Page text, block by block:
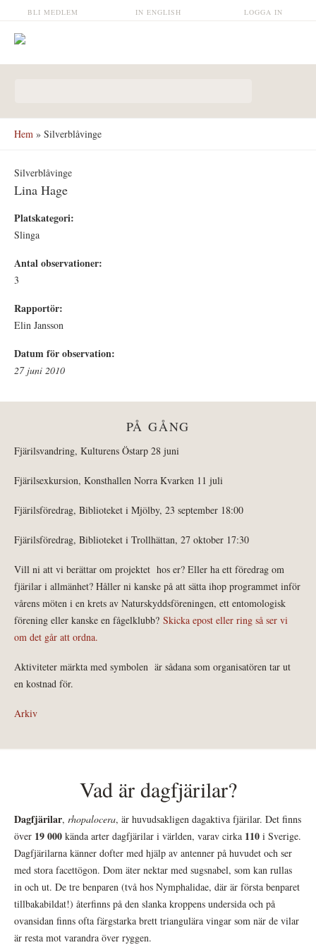
Hoppa till huvudinnehåll LOGGA IN
IN ENGLISH
BLI MEDLEM
Hem » Silverblåvinge
Silverblåvinge
Lina Hage
Platskategori:
Slinga
Antal observationer:
3
Rapportör:
Elin Jansson
Datum för observation:
27 juni 2010
PÅ GÅNG
Fjärilsvandring, Kulturens Östarp 28 juni
Fjärilsexkursion, Konsthallen Norra Kvarken 11 juli
Fjärilsföredrag, Biblioteket i Mjölby, 23 september 18:00
Fjärilsföredrag, Biblioteket i Trollhättan, 27 oktober 17:30
Vill ni att vi berättar om projektet hos er? Eller ha ett föredrag om
fjärilar i allmänhet? Håller ni kanske på att sätta ihop programmet inför
vårens möten i en krets av Naturskyddsföreningen, ett entomologisk
förening eller kanske en fågelklubb? Skicka epost eller ring så ser vi
om det går att ordna.
Aktiviteter märkta med symbolen är sådana som organisatören tar ut
en kostnad för.
Arkiv
Vad är dagfjärilar?
Dagfjärilar, rhopalocera, är huvudsakligen dagaktiva fjärilar. Det finns
över 19 000 kända arter dagfjärilar i världen, varav cirka 110 i Sverige.
Dagfjärilarna känner dofter med hjälp av antenner på huvudet och ser
med stora facettögon. Dom äter nektar med sugsnabel, som kan rullas
in och ut. De tre benparen (två hos Nymphalidae, där är första benparet
tillbakabildat!) återfinns på den slanka kroppens undersida och på
ovansidan finns ofta färgstarka brett triangulära vingar som när de vilar
är resta mot varandra över ryggen.